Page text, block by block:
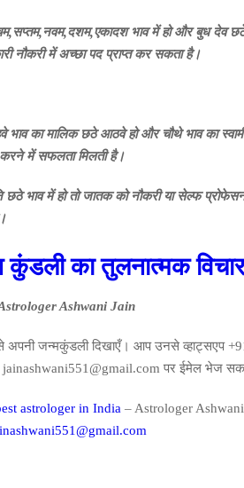
,सप्तम,नवम,दशम,एकादश भाव में हो और बुध देव
नौकरी में अच्छा पद प्राप्त कर सकता है।
का मालिक छठे आठवे हो और चौथे भाव का
करने में सफलता मिलती है।
में हो तो जातक को नौकरी या सेल्फ
का तुलनात्मक विचार
Ashwani Jain
अपनी जन्मकुंडली दिखाएँ। आप उनसे व्हाट्सएप
jainashwani551@gmail.com पर ईमेल भेज
astrologer in India – Astrologer